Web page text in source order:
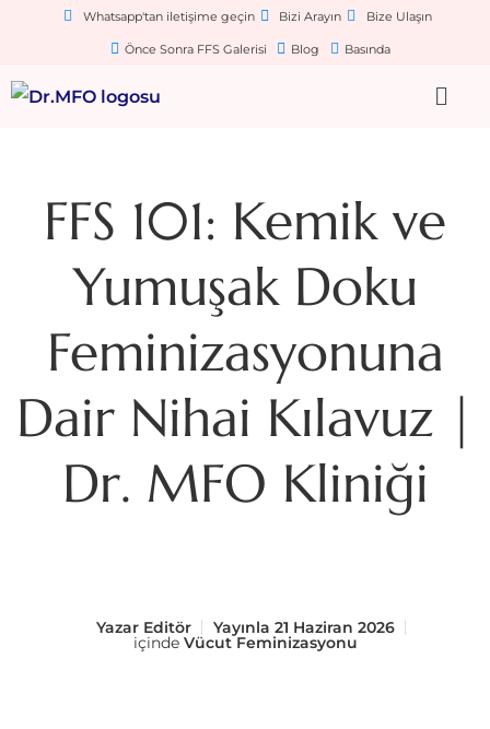
Whatsapp'tan iletişime geçin Bizi Arayın Bize Ulaşın
Önce Sonra FFS Galerisi Blog Basında
FFS 101: Kemik ve
Yumuşak Doku
Feminizasyonuna
Dair Nihai Kılavuz |
Dr. MFO Kliniği
YazarEditör Yayınla 21 Haziran 2026
içinde Vücut Feminizasyonu